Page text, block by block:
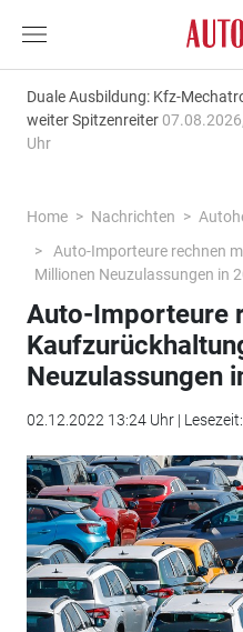
Duale Ausbildung: Kfz-
weiter Spitzenreiter
Uhr
Home Nachrichten
Auto-Importeure rechnen
Millionen Neuzulassungen in
Auto-Importeure
Neuzulassungen
02.12.2022 13:24 Uhr |